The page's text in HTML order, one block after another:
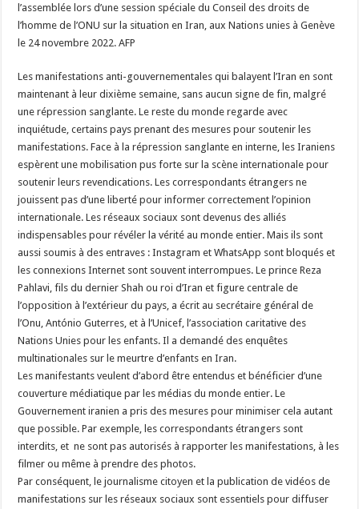
l’assemblée lors d’une session spéciale du Conseil des droits de
l’homme de l’ONU sur la situation en Iran, aux Nations unies à Genève
le 24 novembre 2022. AFP
Les manifestations anti-gouvernementales qui balayent l’Iran en sont
maintenant à leur dixième semaine, sans aucun signe de fin, malgré
une répression sanglante. Le reste du monde regarde avec
inquiétude, certains pays prenant des mesures pour soutenir les
manifestations. Face à la répression sanglante en interne, les Iraniens
espèrent une mobilisation pus forte sur la scène internationale pour
soutenir leurs revendications. Les correspondants étrangers ne
jouissent pas d’une liberté pour informer correctement l’opinion
internationale. Les réseaux sociaux sont devenus des alliés
indispensables pour révéler la vérité au monde entier. Mais ils sont
aussi soumis à des entraves : Instagram et WhatsApp sont bloqués et
les connexions Internet sont souvent interrompues. Le prince Reza
Pahlavi, fils du dernier Shah ou roi d’Iran et figure centrale de
l’opposition à l’extérieur du pays, a écrit au secrétaire général de
l’Onu, António Guterres, et à l’Unicef, l’association caritative des
Nations Unies pour les enfants. Il a demandé des enquêtes
multinationales sur le meurtre d’enfants en Iran.
Les manifestants veulent d’abord être entendus et bénéficier d’une
couverture médiatique par les médias du monde entier. Le
Gouvernement iranien a pris des mesures pour minimiser cela autant
que possible. Par exemple, les correspondants étrangers sont
interdits, et ne sont pas autorisés à rapporter les manifestations, à les
filmer ou même à prendre des photos.
Par conséquent, le journalisme citoyen et la publication de vidéos de
manifestations sur les réseaux sociaux sont essentiels pour diffuser